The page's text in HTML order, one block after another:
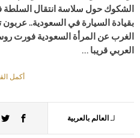
الشكوك حول سلاسة انتقال السلطة
بقيادة السيارة في السعودية.. عربون
الغرب عن المرأة السعودية فورت
العربي قريبا …
أكمل
لـ العالم بالعربية